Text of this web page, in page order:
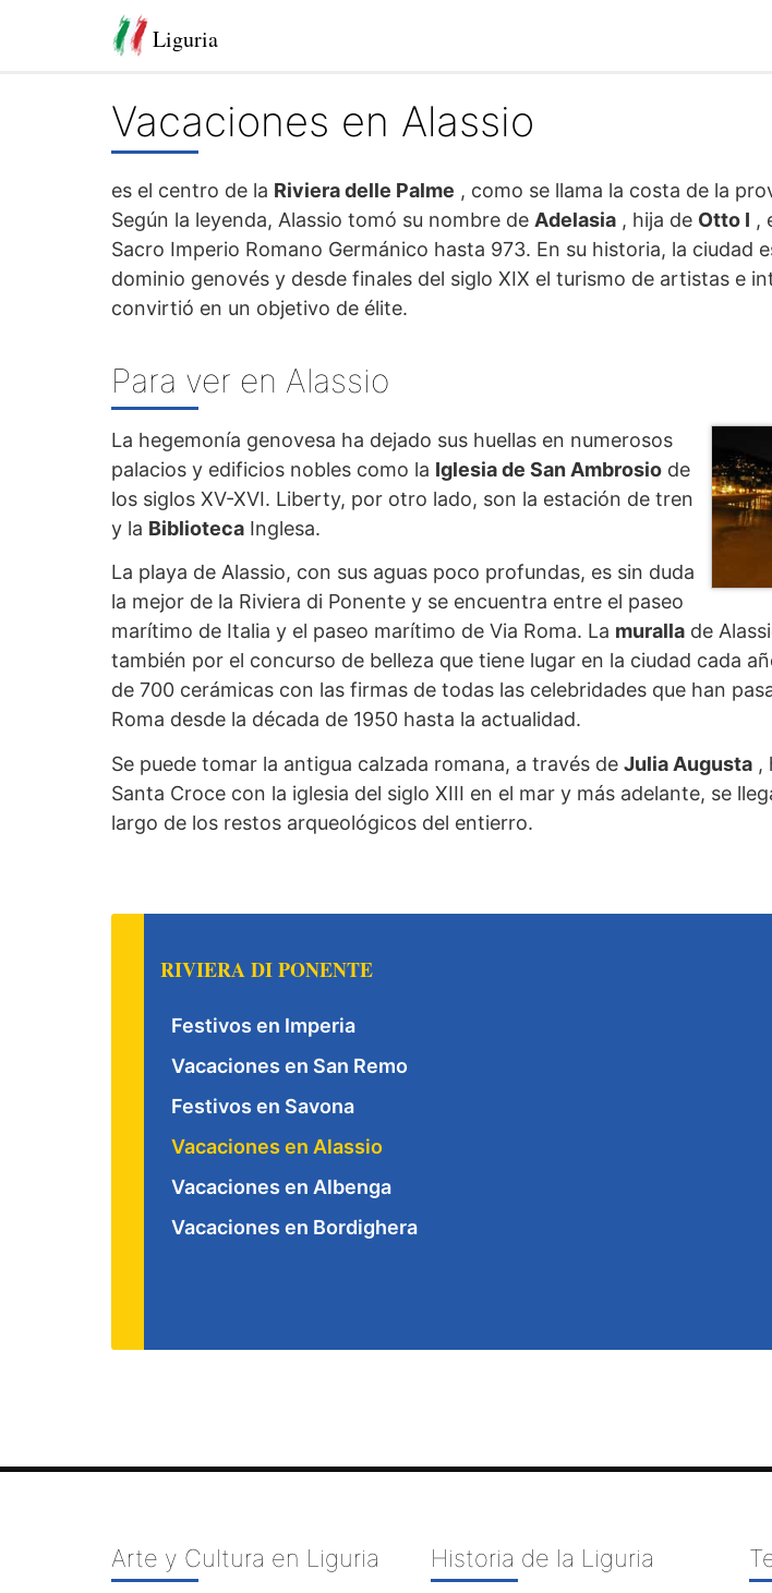
Liguria
Vacaciones en Alassio
es el centro de la Riviera delle Palme , como se llama la costa de la
Según la leyenda, Alassio tomó su nombre de Adelasia , hija de Otto I ,
Sacro Imperio Romano Germánico hasta 973. En su historia, la ciudad
dominio genovés y desde finales del siglo XIX el turismo de artistas e
convirtió en un objetivo de élite.
Para ver en Alassio
La hegemonía genovesa ha dejado sus huellas en numerosos
palacios y edificios nobles como la Iglesia de San Ambrosio de
los siglos XV-XVI. Liberty, por otro lado, son la estación de tren
y la Biblioteca Inglesa.
La playa de Alassio, con sus aguas poco profundas, es sin duda
la mejor de la Riviera di Ponente y se encuentra entre el paseo
marítimo de Italia y el paseo marítimo de Via Roma. La muralla de
también por el concurso de belleza que tiene lugar en la ciudad cada
de 700 cerámicas con las firmas de todas las celebridades que han
Roma desde la década de 1950 hasta la actualidad.
Se puede tomar la antigua calzada romana, a través de Julia Augusta ,
Santa Croce con la iglesia del siglo XIII en el mar y más adelante, se
largo de los restos arqueológicos del entierro.
RIVIERA DI PONENTE
Festivos en Imperia
Vacaciones en San Remo
Festivos en Savona
Vacaciones en Alassio
Vacaciones en Albenga
Vacaciones en Bordighera
Arte y Cultura en Liguria Historia de la Liguria